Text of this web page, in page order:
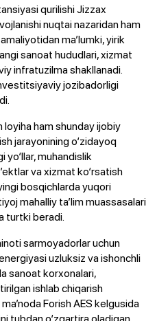
qurilishi Jizzax
nuqtai nazaridan ham
ma’lumki, yirik
sanoat hududlari, xizmat
infratuzilma shakllanadi.
jozibadorligi
ham shunday ijobiy
jarayonining o‘zidayoq
yo‘llar, muhandislik
va xizmat ko‘rsatish
bosqichlarda yuqori
mahalliy ta’lim muassasalari
turtki beradi.
sarmoyadorlar uchun
uzluksiz va ishonchli
sanoat korxonalari,
ishlab chiqarish
Forish AES kelgusida